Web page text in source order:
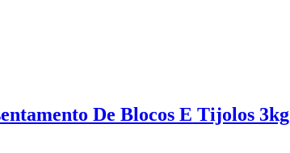
De Blocos E Tijolos 3kg